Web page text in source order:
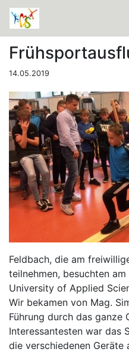
14.05.2019
Feldbach, die am
teilnehmen, besuchten am
University of Applied
Wir bekamen von Mag.
Führung durch das ganze
Interessantesten war das
die verschiedenen Geräte